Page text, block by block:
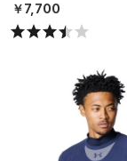
￥7,700